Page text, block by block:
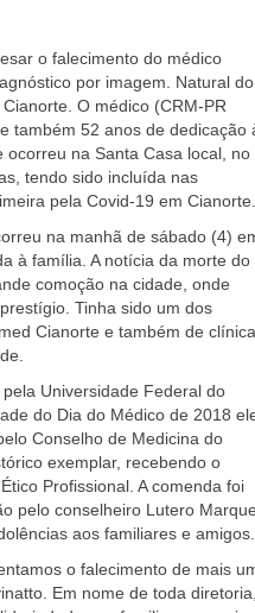
o falecimento do médico
por imagem. Natural do
O médico (CRM-PR
também 52 anos de dedicação
na Santa Casa local, no
tendo sido incluída nas
pela Covid-19 em Cianorte.
na manhã de sábado (4)
à família. A notícia da morte do
comoção na cidade, onde
Tinha sido um dos
Cianorte e também de clínica
Universidade Federal do
do Dia do Médico de 2018
Conselho de Medicina do
exemplar, recebendo o
Profissional. A comenda foi
pelo conselheiro Lutero
aos familiares e amigos.
o falecimento de mais
Em nome de toda diretoria,